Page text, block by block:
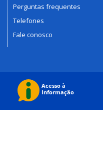
Perguntas frequentes
Telefones
Fale conosco